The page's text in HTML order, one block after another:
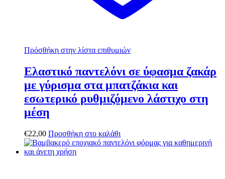
Πρόσθήκη στην λίστα επιθυμιών
Ελαστικό παντελόνι σε ύφασμα ζακάρ
με γύρισμα στα μπατζάκια και
εσωτερικό ρυθμιζόμενο λάστιχο στη
μέση
€22,00 Προσθήκη στο καλάθι